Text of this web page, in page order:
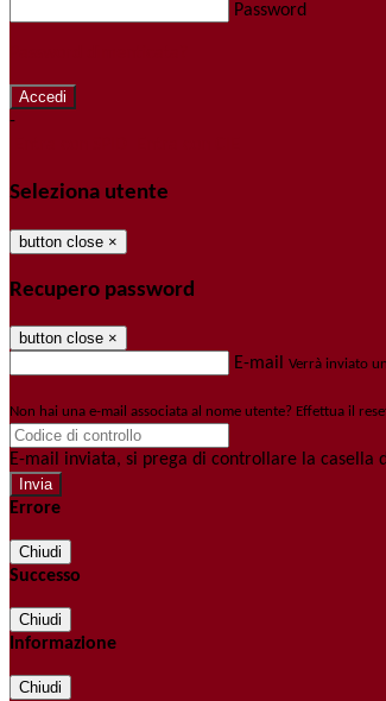
Password
-
Seleziona utente
button close ×
Recupero password
button close ×
E-mail Verrà inviato
Non hai una e-mail associata al nome utente? Effettua il
E-mail inviata, si prega di controllare la casella
Errore
Chiudi
Successo
Chiudi
Informazione
Chiudi